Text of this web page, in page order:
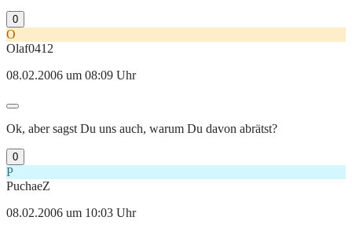
0
O
Olaf0412
08.02.2006 um 08:09 Uhr
Ok, aber sagst Du uns auch, warum Du davon abrätst?
0
P
PuchaeZ
08.02.2006 um 10:03 Uhr